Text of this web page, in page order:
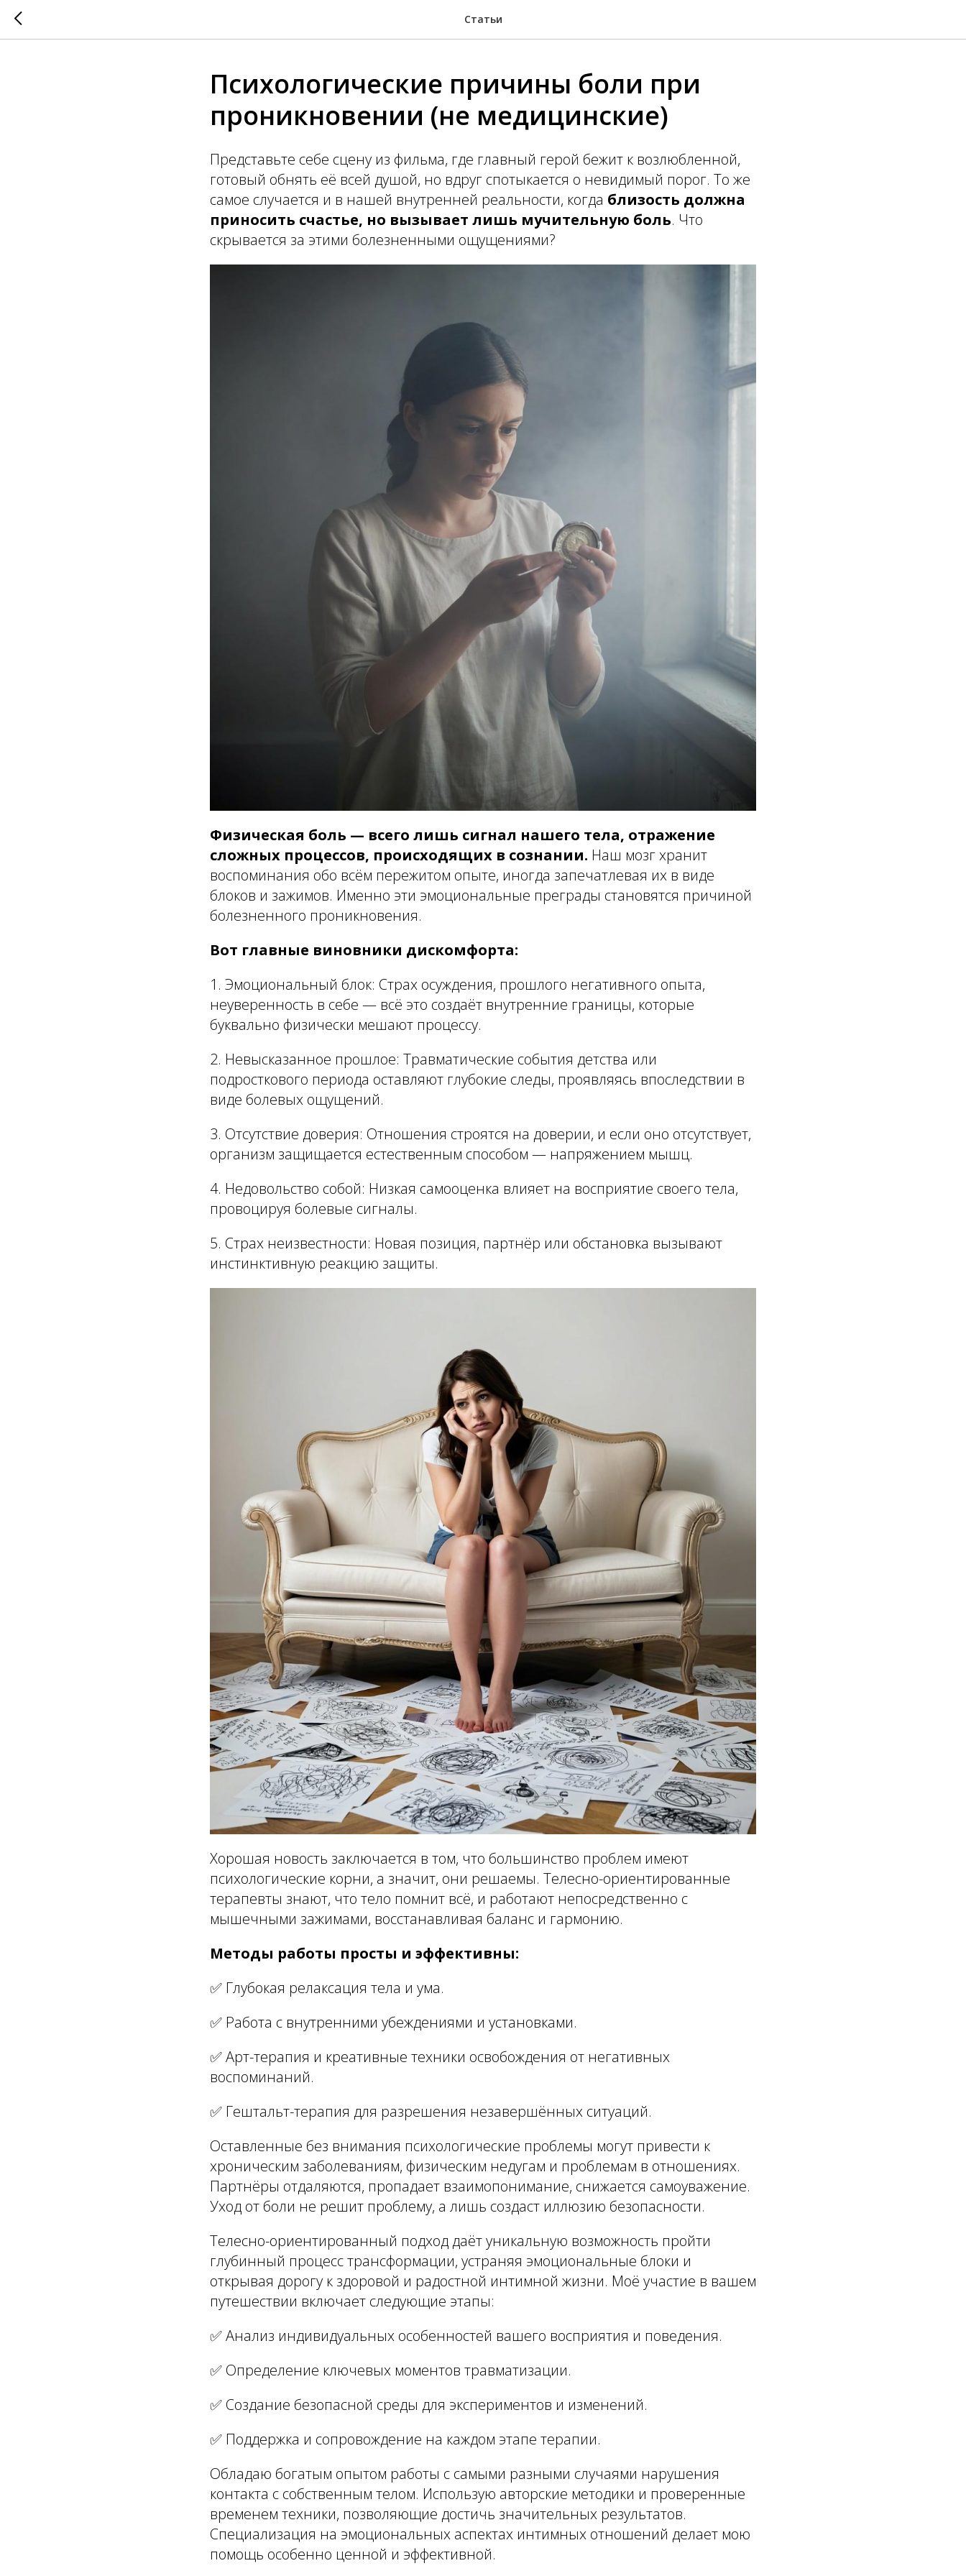
Статьи
Психологические причины боли при
проникновении (не медицинские)
Представьте себе сцену из фильма, где главный герой бежит к возлюбленной,
готовый обнять её всей душой, но вдруг спотыкается о невидимый порог. То же
самое случается и в нашей внутренней реальности, когда близость должна
приносить счастье, но вызывает лишь мучительную боль. Что
скрывается за этими болезненными ощущениями?
Физическая боль — всего лишь сигнал нашего тела, отражение
сложных процессов, происходящих в сознании. Наш мозг хранит
воспоминания обо всём пережитом опыте, иногда запечатлевая их в виде
блоков и зажимов. Именно эти эмоциональные преграды становятся причиной
болезненного проникновения.
Вот главные виновники дискомфорта:
1. Эмоциональный блок: Страх осуждения, прошлого негативного опыта,
неуверенность в себе — всё это создаёт внутренние границы, которые
буквально физически мешают процессу.
2. Невысказанное прошлое: Травматические события детства или
подросткового периода оставляют глубокие следы, проявляясь впоследствии в
виде болевых ощущений.
3. Отсутствие доверия: Отношения строятся на доверии, и если оно отсутствует,
организм защищается естественным способом — напряжением мышц.
4. Недовольство собой: Низкая самооценка влияет на восприятие своего тела,
провоцируя болевые сигналы.
5. Страх неизвестности: Новая позиция, партнёр или обстановка вызывают
инстинктивную реакцию защиты.
Хорошая новость заключается в том, что большинство проблем имеют
психологические корни, а значит, они решаемы. Телесно-ориентированные
терапевты знают, что тело помнит всё, и работают непосредственно с
мышечными зажимами, восстанавливая баланс и гармонию.
Методы работы просты и эффективны:
✅ Глубокая релаксация тела и ума.
✅ Работа с внутренними убеждениями и установками.
✅ Арт-терапия и креативные техники освобождения от негативных
воспоминаний.
✅ Гештальт-терапия для разрешения незавершённых ситуаций.
Оставленные без внимания психологические проблемы могут привести к
хроническим заболеваниям, физическим недугам и проблемам в отношениях.
Партнёры отдаляются, пропадает взаимопонимание, снижается самоуважение.
Уход от боли не решит проблему, а лишь создаст иллюзию безопасности.
Телесно-ориентированный подход даёт уникальную возможность пройти
глубинный процесс трансформации, устраняя эмоциональные блоки и
открывая дорогу к здоровой и радостной интимной жизни. Моё участие в вашем
путешествии включает следующие этапы:
✅ Анализ индивидуальных особенностей вашего восприятия и поведения.
✅ Определение ключевых моментов травматизации.
✅ Создание безопасной среды для экспериментов и изменений.
✅ Поддержка и сопровождение на каждом этапе терапии.
Обладаю богатым опытом работы с самыми разными случаями нарушения
контакта с собственным телом. Использую авторские методики и проверенные
временем техники, позволяющие достичь значительных результатов.
Специализация на эмоциональных аспектах интимных отношений делает мою
помощь особенно ценной и эффективной.